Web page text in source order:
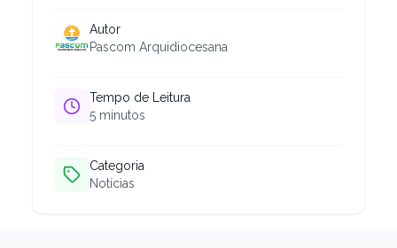
Autor
Pascom Arquidiocesana
Tempo de Leitura
5 minutos
Categoria
Notícias